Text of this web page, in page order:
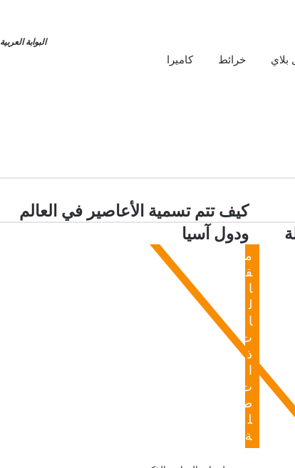
البوابة العربية
خرائط كاميرا
32 عملة
كيف
تتم
تسمية
في
آسيا
كيف تتم تسمية الأعاصير في العالم
ودول آسيا
م
ق
ا
ل
ا
ت
ذ
ا
ت
ص
ل
ة